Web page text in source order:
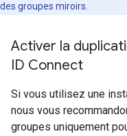
des groupes miroirs.
Activer la
ID Connect
Si vous utilisez une
nous vous
groupes uniquement